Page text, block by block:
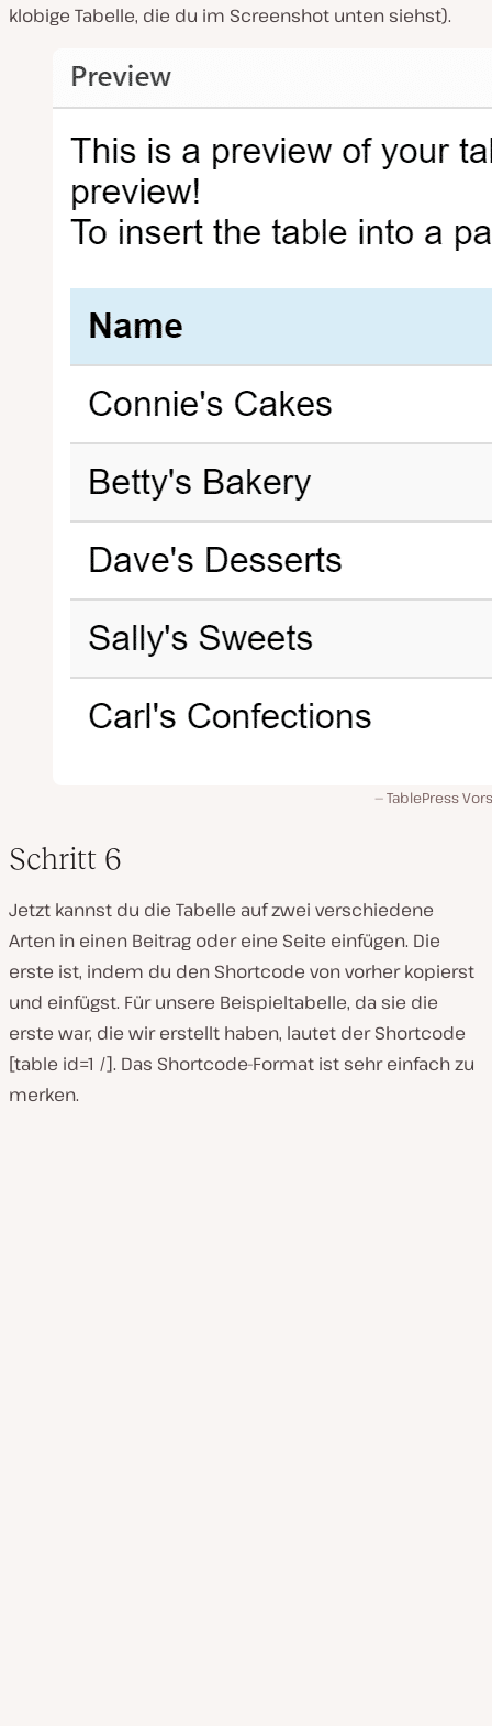
klobige Tabelle, die du im Screenshot unten siehst).
TablePress
Schritt 6
Jetzt kannst du die Tabelle auf zwei verschiedene
Arten in einen Beitrag oder eine Seite einfügen. Die
erste ist, indem du den Shortcode von vorher kopierst
und einfügst. Für unsere Beispieltabelle, da sie die
erste war, die wir erstellt haben, lautet der Shortcode
[table id=1 /]. Das Shortcode-Format ist sehr einfach zu
merken.